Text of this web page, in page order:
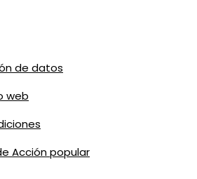
de datos
web
Acción popular